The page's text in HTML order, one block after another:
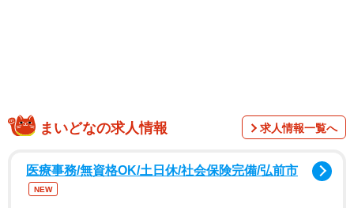
匿名相談サービス『JobQ』の登録者を対象として、2023年
5月にインターネットで実施されました。
まいどなの求人情報 求人情報一覧へ
医療事務/無資格OK/土日休/社会保険完備/弘前市
NEW